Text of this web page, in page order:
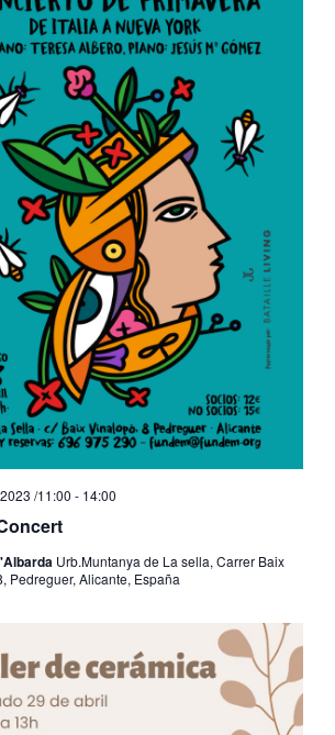
/11:00 - 14:00
Urb.Muntanya de La sella, Carrer Baix
Pedreguer, Alicante, España